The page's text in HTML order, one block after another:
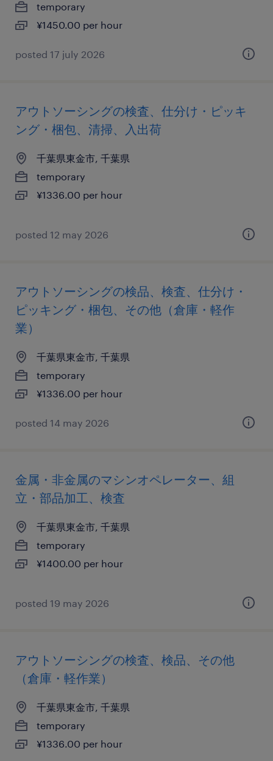
temporary
¥1450.00 per hour
posted 17 july 2026
アウトソーシングの検査、仕分け・ピッキ
ング・梱包、清掃、入出荷
千葉県東金市, 千葉県
temporary
¥1336.00 per hour
posted 12 may 2026
アウトソーシングの検品、検査、仕分け・
ピッキング・梱包、その他（倉庫・軽作
業）
千葉県東金市, 千葉県
temporary
¥1336.00 per hour
posted 14 may 2026
金属・非金属のマシンオペレーター、組
立・部品加工、検査
千葉県東金市, 千葉県
temporary
¥1400.00 per hour
posted 19 may 2026
アウトソーシングの検査、検品、その他
（倉庫・軽作業）
千葉県東金市, 千葉県
temporary
¥1336.00 per hour